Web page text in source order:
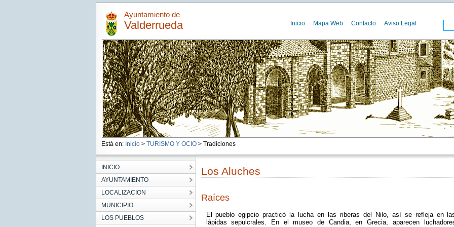
Ayuntamiento de
Valderrueda Inicio Mapa Web Contacto Aviso Legal
Está en: Inicio > TURISMO Y OCIO> Tradiciones
INICIO
AYUNTAMIENTO
LOCALIZACION
MUNICIPIO
LOS PUEBLOS
Los Aluches
Raíces
El pueblo egipcio practicó la lucha en las riberas del Nilo, así se refleja en
lápidas sepulcrales. En el museo de Candia, en Grecia, aparecen